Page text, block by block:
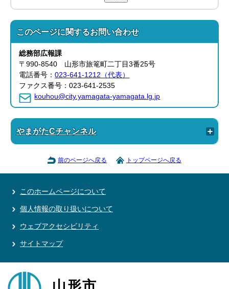
このページに関するお問い合わせ
総務部広報課
〒990-8540 山形市旅篭町二丁目3番25号
電話番号：023-641-1212（代表）
ファクス番号：023-641-2535
kouhou@city.yamagata-yamagata.lg.jp
やまがたCチャンネル
前のページへ戻る トップページへ戻る
このホームページについて
個人情報の取り扱いについて
ウェブアクセシビリティ
サイトマップ
山形市